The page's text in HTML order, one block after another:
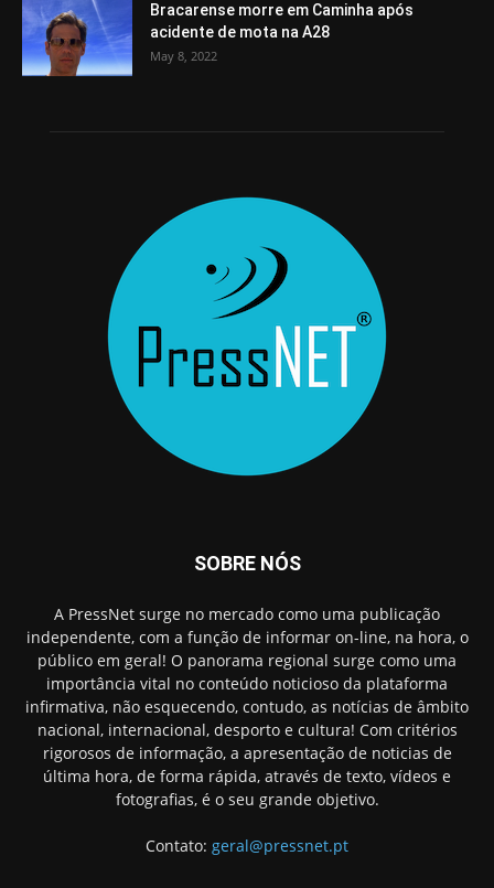
Bracarense morre em Caminha após
acidente de mota na A28
May 8, 2022
SOBRE NÓS
A PressNet surge no mercado como uma publicação
independente, com a função de informar on-line, na hora, o
público em geral! O panorama regional surge como uma
importância vital no conteúdo noticioso da plataforma
infirmativa, não esquecendo, contudo, as notícias de âmbito
nacional, internacional, desporto e cultura! Com critérios
rigorosos de informação, a apresentação de noticias de
última hora, de forma rápida, através de texto, vídeos e
fotografias, é o seu grande objetivo.
Contato: geral@pressnet.pt